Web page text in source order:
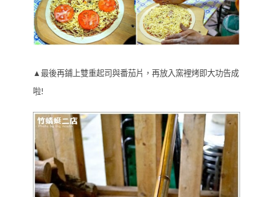
▲最後再鋪上雙重起司與番茄片，再放入窯裡烤即大功告成
啦!